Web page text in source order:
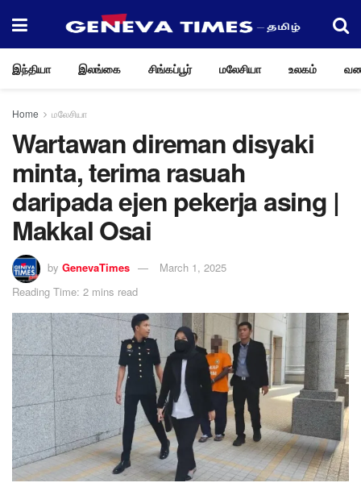
இந்தியா இலங்கை சிங்கப்பூர் மலேசியா உலகம்
Home மலேசியா
Wartawan direman disyaki
minta, terima rasuah
daripada ejen pekerja asing |
Makkal Osai
by GenevaTimes
March 1, 2025
Reading Time: 2 mins read